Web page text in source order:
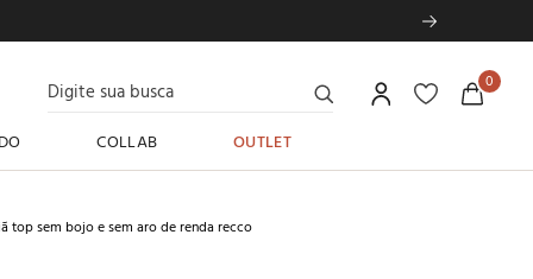
Digite sua busca 0
COLLAB OUTLET
top sem bojo e sem aro de renda recco